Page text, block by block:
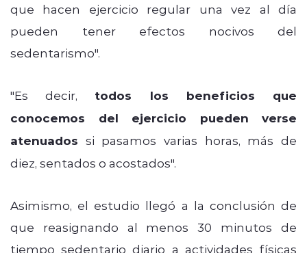
que hacen ejercicio regular una vez al día
pueden tener efectos nocivos del
sedentarismo".
"Es decir, todos los beneficios que
conocemos del ejercicio pueden verse
atenuados si pasamos varias horas, más de
diez, sentados o acostados".
Asimismo, el estudio llegó a la conclusión de
que reasignando al menos 30 minutos de
tiempo sedentario diario a actividades físicas